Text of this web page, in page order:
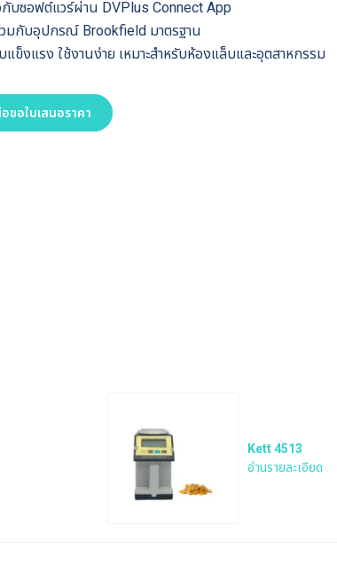
กับซอฟต์แวร์ผ่าน DVPlus Connect App
วมกับอุปกรณ์ Brookfield มาตรฐาน
ข็งแรง ใช้งานง่าย เหมาะสำหรับห้องแล็บและอุตสาหกรรม
ขอใบเสนอราคา
Kett 4513
อ่านรายละเอียด